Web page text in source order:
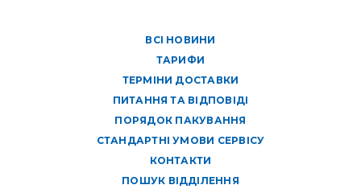
ВСІ НОВИНИ
ТАРИФИ
ТЕРМІНИ ДОСТАВКИ
ПИТАННЯ ТА ВІДПОВІДІ
ПОРЯДОК ПАКУВАННЯ
СТАНДАРТНІ УМОВИ СЕРВІСУ
КОНТАКТИ
ПОШУК ВІДДІЛЕННЯ